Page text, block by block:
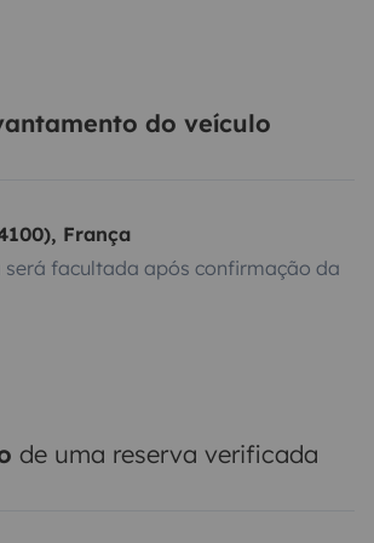
do veículo
França
facultada após confirmação da
de uma reserva verificada